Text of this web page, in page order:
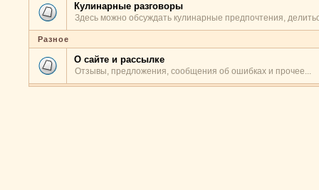
Кулинарные разговоры
Здесь можно обсуждать кулинарные предпочтения,
Разное
О сайте и рассылке
Отзывы, предложения, сообщения об ошибках и прочее...